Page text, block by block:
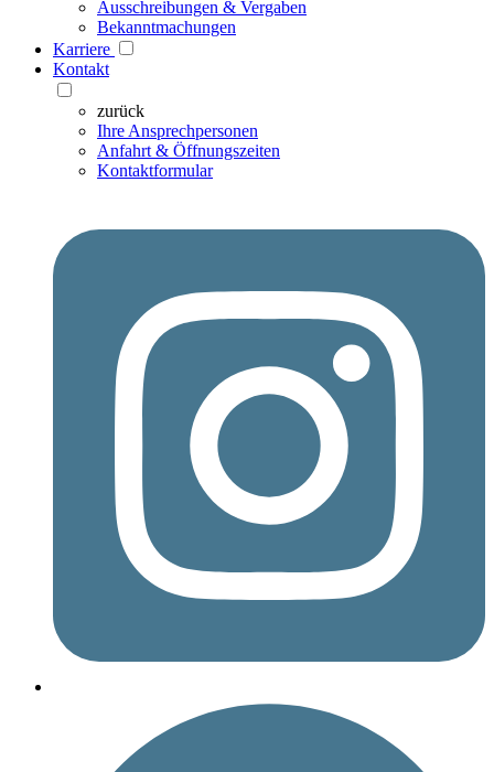
Ausschreibungen & Vergaben
Bekanntmachungen
Karriere
Kontakt
zurück
Ihre Ansprechpersonen
Anfahrt & Öffnungszeiten
Kontaktformular